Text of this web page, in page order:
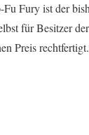
Fury ist der
für Besitzer
Preis rechtfertigt.